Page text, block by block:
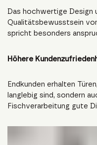
Das hochwertige Design
Qualitätsbewusstsein
spricht besonders
Höhere
Endkunden erhalten
langlebig sind, sondern
Fischverarbeitung gute